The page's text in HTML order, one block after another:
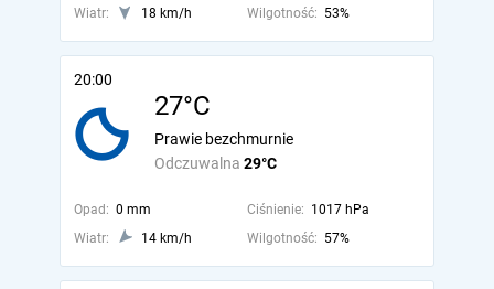
Wiatr:
18 km/h Wilgotność: 53%
20:00
27°C
Odczuwalna 29°C
Prawie bezchmurnie
Opad: 0 mm Ciśnienie: 1017 hPa
Wiatr:
14 km/h Wilgotność: 57%